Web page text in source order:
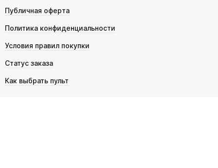
Публичная оферта
Политика конфиденциальности
Условия правил покупки
Статус заказа
Как выбрать пульт